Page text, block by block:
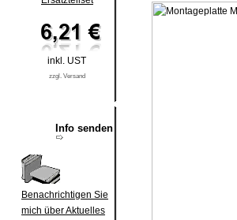
inkl. UST
zzgl. Versand
Info senden
Benachrichtigen Sie
mich über Aktuelles